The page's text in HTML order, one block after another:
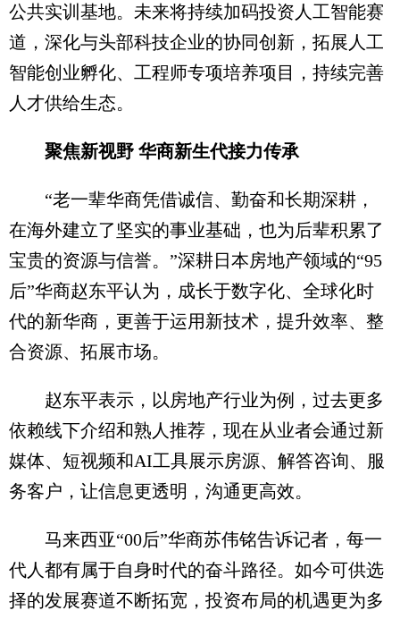
公共实训基地。未来将持续加码投资人工智能赛
道，深化与头部科技企业的协同创新，拓展人工
智能创业孵化、工程师专项培养项目，持续完善
人才供给生态。
聚焦新视野 华商新生代接力传承
“老一辈华商凭借诚信、勤奋和长期深耕，
在海外建立了坚实的事业基础，也为后辈积累了
宝贵的资源与信誉。”深耕日本房地产领域的“95
后”华商赵东平认为，成长于数字化、全球化时
代的新华商，更善于运用新技术，提升效率、整
合资源、拓展市场。
赵东平表示，以房地产行业为例，过去更多
依赖线下介绍和熟人推荐，现在从业者会通过新
媒体、短视频和AI工具展示房源、解答咨询、服
务客户，让信息更透明，沟通更高效。
马来西亚“00后”华商苏伟铭告诉记者，每一
代人都有属于自身时代的奋斗路径。如今可供选
择的发展赛道不断拓宽，投资布局的机遇更为多